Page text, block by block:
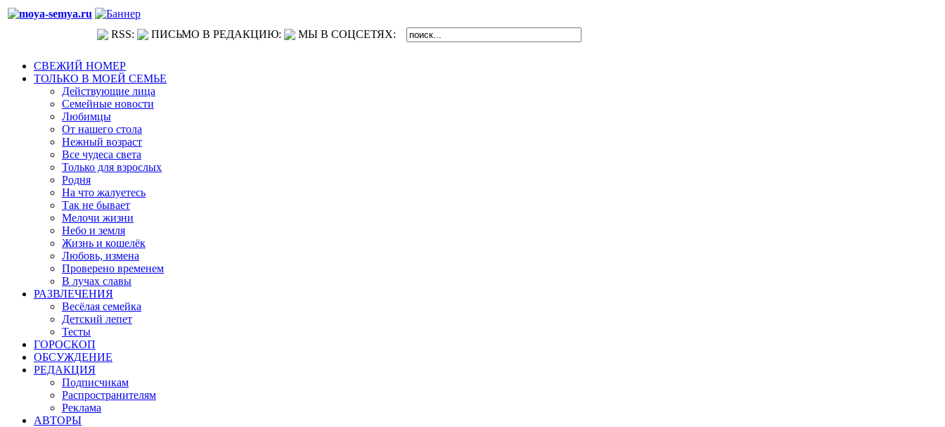
RSS: ПИСЬМО В РЕДАКЦИЮ: МЫ В СОЦСЕТЯХ:
СВЕЖИЙ НОМЕР
ТОЛЬКО В МОЕЙ СЕМЬЕ
Действующие лица
Семейные новости
Любимцы
От нашего стола
Нежный возраст
Все чудеса света
Только для взрослых
Родня
На что жалуетесь
Так не бывает
Мелочи жизни
Небо и земля
Жизнь и кошелёк
Любовь, измена
Проверено временем
В лучах славы
РАЗВЛЕЧЕНИЯ
Весёлая семейка
Детский лепет
Тесты
ГОРОСКОП
ОБСУЖДЕНИЕ
РЕДАКЦИЯ
Подписчикам
Распространителям
Реклама
АВТОРЫ